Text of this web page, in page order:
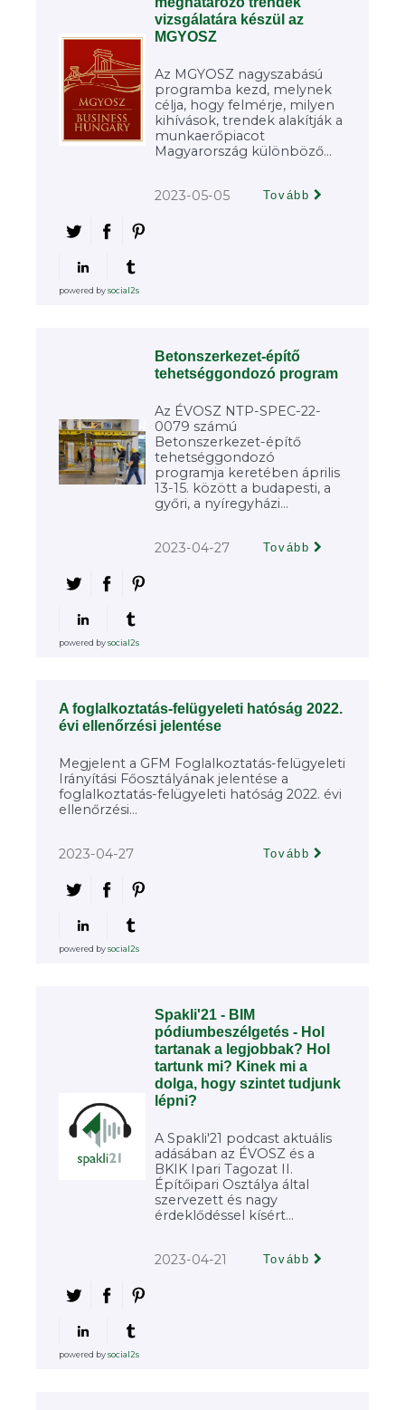
vizsgálatára készül az
MGYOSZ
Az MGYOSZ nagyszabású
programba kezd, melynek
célja, hogy felmérje, milyen
kihívások, trendek alakítják a
munkaerőpiacot
Magyarország különböző...
2023-05-05 Tovább
powered bysocial2s
Betonszerkezet-építő
tehetséggondozó program
Az ÉVOSZ NTP-SPEC-22-
0079 számú
Betonszerkezet-építő
tehetséggondozó
programja keretében április
13-15. között a budapesti, a
győri, a nyíregyházi...
2023-04-27 Tovább
powered bysocial2s
A foglalkoztatás-felügyeleti hatóság 2022.
évi ellenőrzési jelentése
Megjelent a GFM Foglalkoztatás-felügyeleti
Irányítási Főosztályának jelentése a
foglalkoztatás-felügyeleti hatóság 2022. évi
ellenőrzési...
2023-04-27 Tovább
powered bysocial2s
Spakli'21 - BIM
pódiumbeszélgetés - Hol
tartanak a legjobbak? Hol
tartunk mi? Kinek mi a
dolga, hogy szintet tudjunk
lépni?
A Spakli'21 podcast aktuális
adásában az ÉVOSZ és a
BKIK Ipari Tagozat II.
Építőipari Osztálya által
szervezett és nagy
érdeklődéssel kísért...
2023-04-21 Tovább
powered bysocial2s